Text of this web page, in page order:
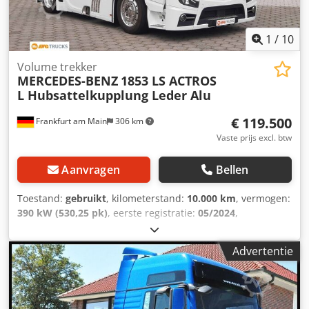
enz....
1 / 10
Frankfurt am Main 306 km
Volume trekker
MERCEDES-BENZ 1853 LS ACTROS
L Hubsattelkupplung Leder Alu
€ 119.500
Vaste prijs excl. btw
Aanvragen Bellen
Toestand: gebruikt, kilometerstand: 10.000 km, vermogen:
390 kW (530,25 pk), eerste registratie: 05/2024,
, totaalgewicht:
asconfiguratie:2 assen, remmen:retarder, soort
overbrenging:
automatisch, emissieklasse:Euro 6,
Uitrusting:ABS, airconditioning, navigatiesysteem,
standkachel, Zadelkoppeling Jost. Zadelhoogte 970 mm +
1.160 mm. * Lowliner ----TV-systeem met
Advertentie